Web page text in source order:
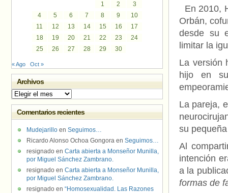
En 2010,
Orbán,
desde su
limitar la
La versión
hijo en
La pareja,
su
Al
intención
a la
formas de
1
2
3
4
5 6 7 8 9
10
11
12 13 14 15 16
17
18
19 20 21 22 23
24
25
26 27 28 29 30
« Ago Oct »
Archivos
Archivos
Comentarios recientes
Mudejarillo en Seguimos…
Ricardo Alonso Ochoa Gongora en Seguimos…
resignado en Carta abierta a Monseñor Munilla,
por Miguel Sánchez Zambrano.
resignado en Carta abierta a Monseñor Munilla,
por Miguel Sánchez Zambrano.
resignado en “Homosexualidad. Las Razones